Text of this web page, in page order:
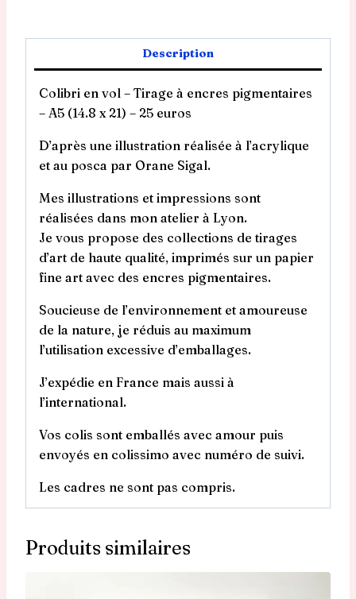
Description
Colibri en vol – Tirage à encres pigmentaires
– A5 (14.8 x 21) – 25 euros
D’après une illustration réalisée à l’acrylique
et au posca par Orane Sigal.
Mes illustrations et impressions sont
réalisées dans mon atelier à Lyon.
Je vous propose des collections de tirages
d’art de haute qualité, imprimés sur un papier
fine art avec des encres pigmentaires.
Soucieuse de l’environnement et amoureuse
de la nature, je réduis au maximum
l’utilisation excessive d’emballages.
J’expédie en France mais aussi à
l’international.
Vos colis sont emballés avec amour puis
envoyés en colissimo avec numéro de suivi.
Les cadres ne sont pas compris.
Produits similaires